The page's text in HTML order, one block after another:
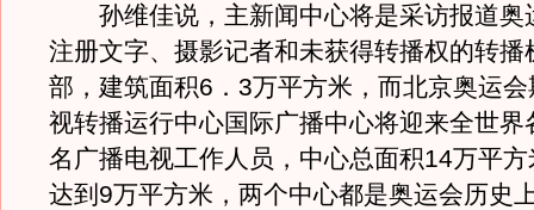
孙维佳说，主新闻中心将是采访报道奥
注册文字、摄影记者和未获得转播权的转播
部，建筑面积6．3万平方米，而北京奥运
视转播运行中心国际广播中心将迎来全世界
名广播电视工作人员，中心总面积14万平
达到9万平方米，两个中心都是奥运会历史